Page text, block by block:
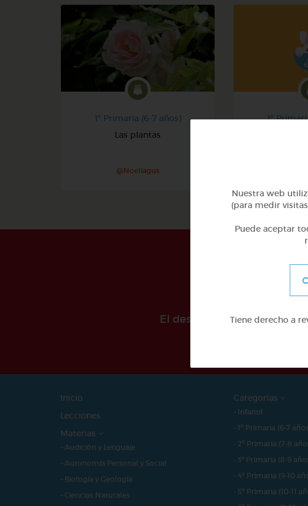
1º Primaria (6-7 años)
Las plantas
@Noeliagus
1º
El desarollo de este
Inicio
Lecciones
Materias
- Audición y Lenguaje
- Autonomía Personal y Social
- Biología y Geología
- Ciencias Naturales
Categorías
- Infantil
- 1º Primaria (6-7
- 2º Primaria (7-8
- 3º Primaria (8-9
- 4º Primaria (9-10
- 5º Primaria (10-11
Nuestra web
(para medir
Puede aceptar
Tiene derecho a